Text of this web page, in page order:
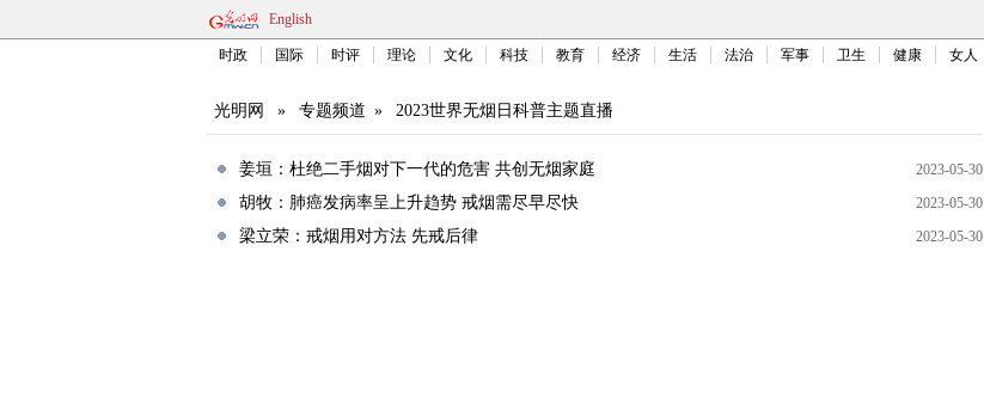
English
时政 国际 时评 理论 文化 科技 教育 经济 生活 法治 军事 卫生 健康 女人
光明网 » 专题频道 » 2023世界无烟日科普主题直播
姜垣：杜绝二手烟对下一代的危害 共创无烟家庭 2023-05-30
胡牧：肺癌发病率呈上升趋势 戒烟需尽早尽快 2023-05-30
梁立荣：戒烟用对方法 先戒后律 2023-05-30